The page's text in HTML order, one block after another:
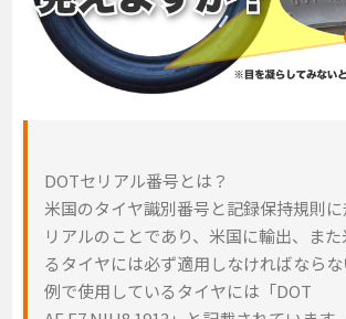
DOTセリアル番号とは？
米国のタイヤ識別番号と記録保持規則
リアルのことであり、米国に輸出、ま
るタイヤには必ず適用しなければならな
例で使用しているタイヤには「DOT